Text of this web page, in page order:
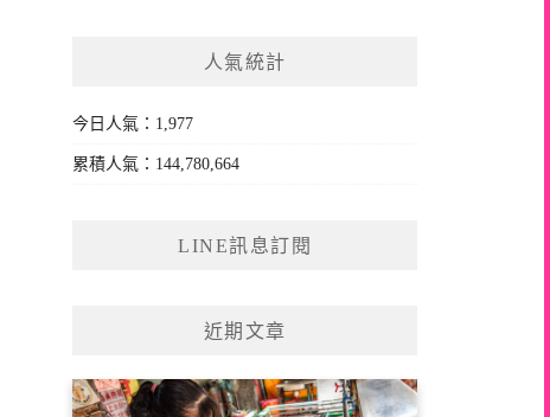
人氣統計
今日人氣：1,977
累積人氣：144,780,664
LINE訊息訂閱
近期文章